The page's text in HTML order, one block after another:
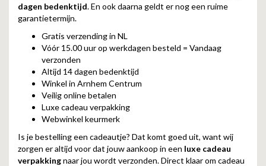
dagen bedenktijd. En ook daarna geldt er nog een ruime
garantietermijn.
Gratis verzending in NL
Vóór 15.00 uur op werkdagen besteld = Vandaag
verzonden
Altijd 14 dagen bedenktijd
Winkel in Arnhem Centrum
Veilig online betalen
Luxe cadeau verpakking
Webwinkel keurmerk
Is je bestelling een cadeautje? Dat komt goed uit, want wij
zorgen er altijd voor dat jouw aankoop in een luxe cadeau
verpakkingnaar jou wordt verzonden. Direct klaar om cadeau